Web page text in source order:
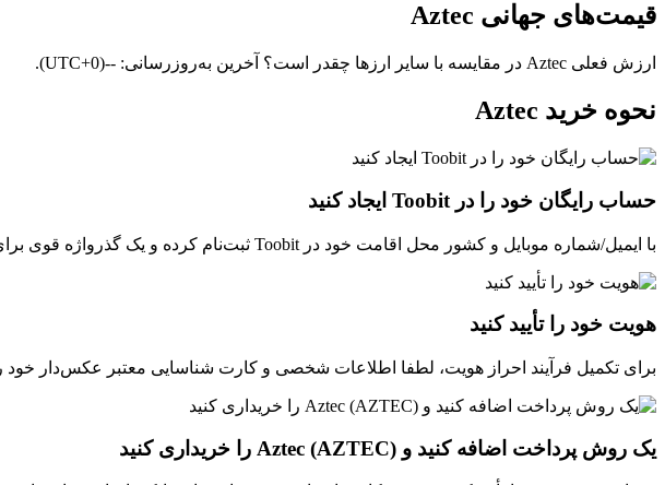
قیمت‌های جهانی Aztec
ارزش فعلی Aztec در مقایسه با سایر ارزها چقدر است؟ آخرین به‌روزرسانی: --(UTC+0).
نحوه خرید Aztec
حساب رایگان خود را در Toobit ایجاد کنید
با ایمیل/شماره موبایل و کشور محل اقامت خود در Toobit ثبت‌نام کرده و یک گذرواژه قوی برای امنیت حساب خود ایجاد کنید.
هویت خود را تأیید کنید
برای تکمیل فرآیند احراز هویت، لطفا اطلاعات شخصی و کارت شناسایی معتبر عکس‌دار خود را
یک روش پرداخت اضافه کنید و Aztec (AZTEC) را خریداری کنید